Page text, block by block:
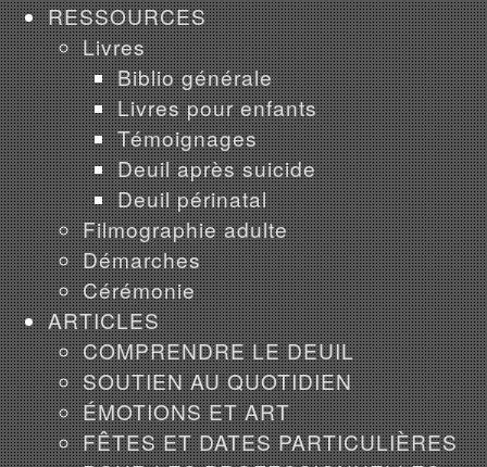
RESSOURCES
Livres
Biblio générale
Livres pour enfants
Témoignages
Deuil après suicide
Deuil périnatal
Filmographie adulte
Démarches
Cérémonie
ARTICLES
COMPRENDRE LE DEUIL
SOUTIEN AU QUOTIDIEN
ÉMOTIONS ET ART
FÊTES ET DATES PARTICULIÈRES